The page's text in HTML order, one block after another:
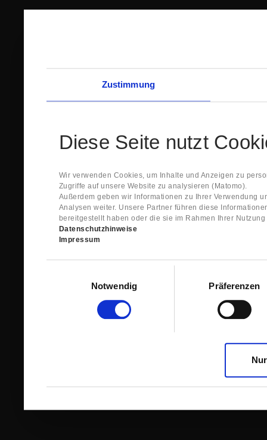
Zustimmung
Diese Seite nutzt
Wir verwenden Cookies, um Inhalte und Anzeigen zu
Zugriffe auf unsere Website zu analysieren (Matomo).
Außerdem geben wir Informationen zu Ihrer Verwendung
Analysen weiter. Unsere Partner führen diese
bereitgestellt haben oder die sie im Rahmen Ihrer
Datenschutzhinweise
Impressum
Notwendig
Präferenzen